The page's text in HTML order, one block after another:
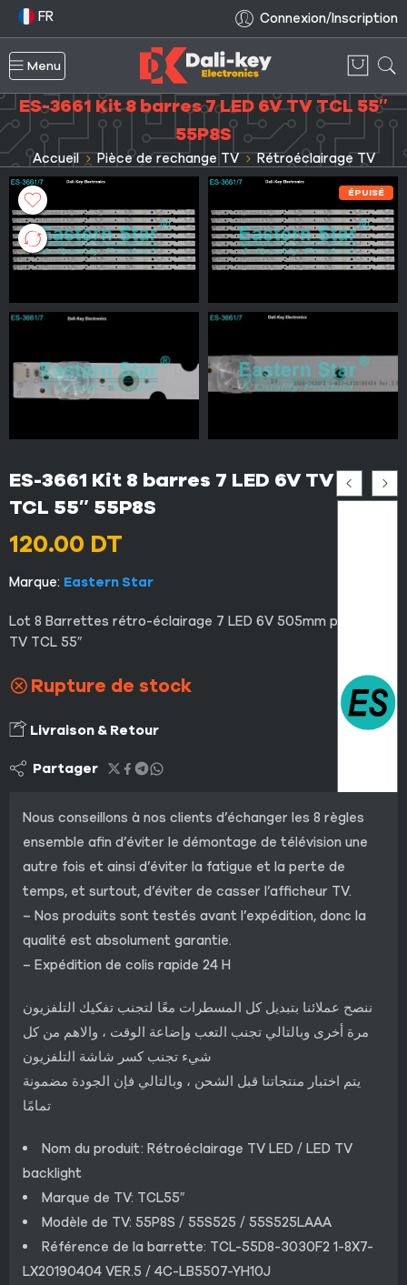
FR Connexion/Inscription
Menu
ES-3661 Kit 8 barres 7 LED 6V TV TCL 55″
55P8S
Accueil Pièce de rechange TV Rétroéclairage TV
ÉPUISÉ
ES-3661 Kit 8 barres 7 LED 6V TV
TCL 55″ 55P8S
120.00 DT
Marque: Eastern Star
Lot 8 Barrettes rétro-éclairage 7 LED 6V 505mm pour LED
TV TCL 55″
Rupture de stock
Livraison & Retour
Partager
Nous conseillons à nos clients d’échanger les 8 règles
ensemble afin d’éviter le démontage de télévision une
autre fois et ainsi d’éviter la fatigue et la perte de
temps, et surtout, d’éviter de casser l’afficheur TV.
– Nos produits sont testés avant l’expédition, donc la
qualité est absolument garantie.
– Expédition de colis rapide 24 H
ننصح عملائنا بتبديل كل المسطرات معًا لتجنب تفكيك التلفزيون
مرة أخرى وبالتالي تجنب التعب وإضاعة الوقت ، والاهم من كل
شيء تجنب كسر شاشة التلفزيون
يتم اختبار منتجاتنا قبل الشحن ، وبالتالي فإن الجودة مضمونة
تمامًا
Nom du produit: Rétroéclairage TV LED / LED TV
backlight
Marque de TV: TCL55″
Modèle de TV: 55P8S / 55S525 / 55S525LAAA
Référence de la barrette: TCL-55D8-3030F2 1-8X7-
LX20190404 VER.5 / 4C-LB5507-YH10J